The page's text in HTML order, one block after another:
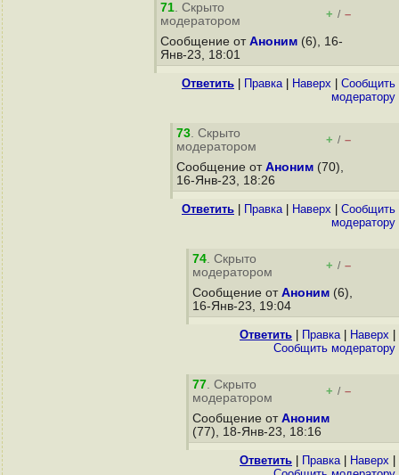
71. Скрыто
модератором
+ / –
Сообщение от Аноним (6), 16-
Янв-23, 18:01
Ответить Правка| Наверх
Cообщить
модератору
73. Скрыто
модератором
+ / –
Сообщение от Аноним (70),
16-Янв-23, 18:26
Ответить Правка| Наверх
Cообщить
модератору
74. Скрыто
модератором
+ / –
Сообщение от Аноним (6),
16-Янв-23, 19:04
Ответить Правка| Наверх
Cообщить модератору
77. Скрыто
модератором
+ / –
Сообщение от Аноним
(77), 18-Янв-23, 18:16
Ответить Правка| Наверх